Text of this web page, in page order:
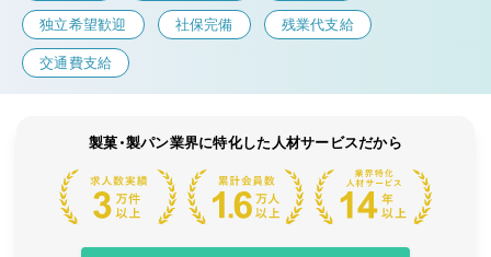
独立希望歓迎 社保完備 残業代支給
交通費支給
製菓・製パン業界に特化した人材サービスだから